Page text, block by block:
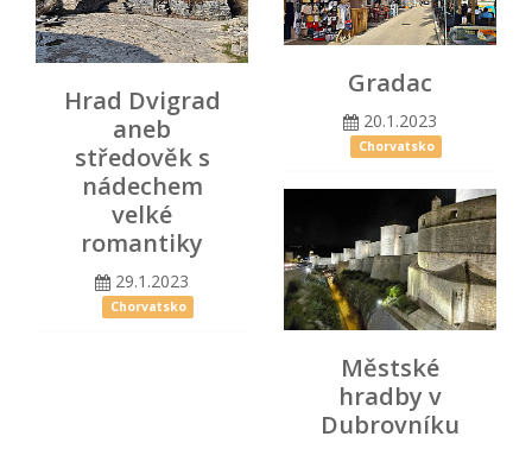
Hrad Dvigrad
aneb
středověk s
nádechem
velké
romantiky
29.1.2023
Chorvatsko
Gradac
20.1.2023
Chorvatsko
Městské
hradby v
Dubrovníku